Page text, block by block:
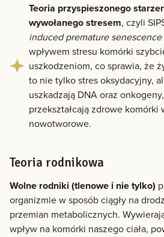
Teoria przyspieszonego
wywołanego stresem, czyli
induced premature senescence
wpływem stresu komórki
uszkodzeniom, co sprawia, że
to nie tylko stres oksydacyjny,
uszkadzają DNA oraz
przekształcają zdrowe komórki
nowotworowe.
Teoria rodnikowa
Wolne rodniki (tlenowe i nie tylko)
organizmie w sposób ciągły na
przemian metabolicznych.
wpływ na komórki naszego ciała,